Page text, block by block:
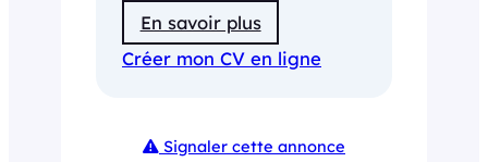
En savoir plus
Créer mon CV en ligne
Signaler cette annonce